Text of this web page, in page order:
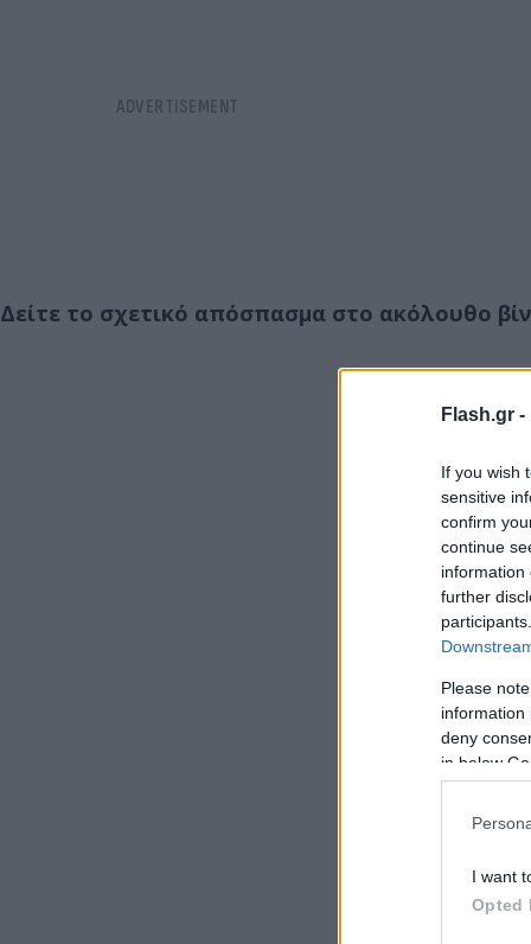
Flash.gr -
If you wish
sensitive
confirm
continue
information
further
Please
information
deny
in below
I want
Opted
Δείτε το σχετικό απόσπασμα στο ακόλουθο